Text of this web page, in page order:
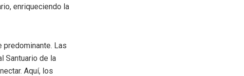
enriqueciendo la
predominante. Las
Santuario de la
Aquí, los